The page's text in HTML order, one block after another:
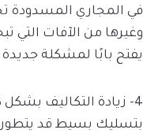
في المجاري المسدودة
وغيرها من الآفات التي
يفتح بابًا لمشكلة جديدة
4- زيادة التكاليف
بتسليك بسيط قد يتطور